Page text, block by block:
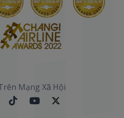
Mạng Xã Hội